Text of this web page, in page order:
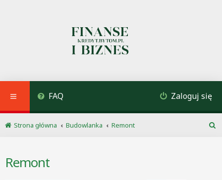
FAQ Zaloguj się
Strona główna Budowlanka
Remont
Remont